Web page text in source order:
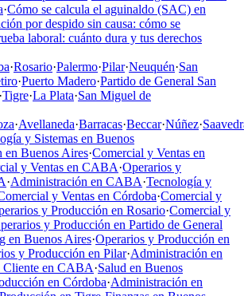
·Cómo se calcula el aguinaldo (SAC) en
por despido sin causa: cómo se
laboral: cuánto dura y tus derechos
·Rosario·Palermo·Pilar·Neuquén·San
·Puerto Madero·Partido de General San
·Tigre·La Plata·San Miguel de
·Avellaneda·Barracas·Beccar·Núñez·
y Sistemas en Buenos
en Buenos Aires·Comercial y Ventas en
y Ventas en CABA·Operarios y
·Administración en CABA·Tecnología y
y Ventas en Córdoba·Comercial y
y Producción en Rosario·Comercial y
y Producción en Partido de General
en Buenos Aires·Operarios y Producción en
y Producción en Pilar·Administración en
Cliente en CABA·Salud en Buenos
en Córdoba·Administración en